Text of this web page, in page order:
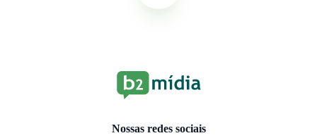
Nossas redes sociais